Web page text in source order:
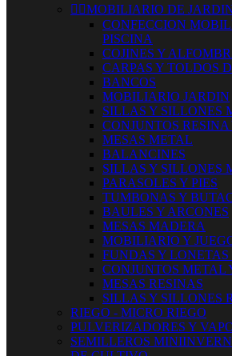
 MOBILIARIO DE
CONFECCION
PISCINA
COJINES Y
CARPAS Y TOLDOS
BANCOS
MOBILIARIO JARDIN
SILLAS Y SILLONES
CONJUNTOS
MESAS METAL
BALANCINES
SILLAS Y SILLONES
PARASOLES Y PIES
TUMBONAS Y
BAULES Y ARCONES
MESAS MADERA
MOBILIARIO Y
FUNDAS Y LONETAS
CONJUNTOS METAL
MESAS RESINAS
SILLAS Y SILLONES
RIEGO - MICRO RIEGO
PULVERIZADORES Y
SEMILLEROS